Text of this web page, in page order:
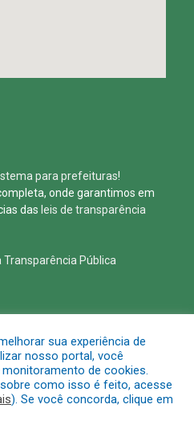
para prefeituras!
onde garantimos em
das leis de transparência
Transparência Pública
Defensoria Pública de Roraima
Área Administrativa
sua experiência de
nosso portal, você
de cookies.
como isso é feito, acesse
). Se você concorda, clique em